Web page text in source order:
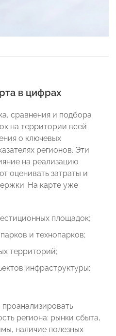
в цифрах
сравнения и подбора
на территории всей
о ключевых
регионов. Эти
на реализацию
оценивать затраты и
На карте уже
площадок;
и технопарков;
территорий;
инфраструктуры;
региона: рынки сбыта,
наличие полезных